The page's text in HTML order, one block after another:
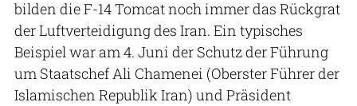
bilden die F-14 Tomcat noch immer das Rückgrat
der Luftverteidigung des Iran. Ein typisches
Beispiel war am 4. Juni der Schutz der Führung
um Staatschef Ali Chamenei (Oberster Führer der
Islamischen Republik Iran) und Präsident